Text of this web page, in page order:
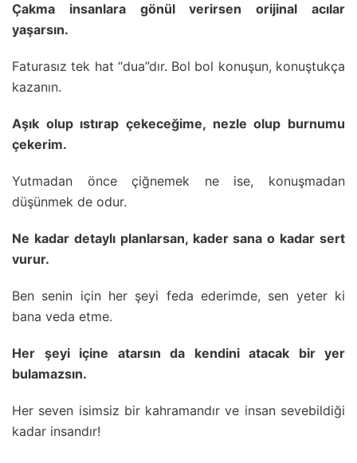
Çakma insanlara gönül verirsen orijinal acılar
yaşarsın.
Faturasız tek hat “dua”dır. Bol bol konuşun, konuştukça
kazanın.
Aşık olup ıstırap çekeceğime, nezle olup burnumu
çekerim.
Yutmadan önce çiğnemek ne ise, konuşmadan
düşünmek de odur.
Ne kadar detaylı planlarsan, kader sana o kadar sert
vurur.
Ben senin için her şeyi feda ederimde, sen yeter ki
bana veda etme.
Her şeyi içine atarsın da kendini atacak bir yer
bulamazsın.
Her seven isimsiz bir kahramandır ve insan sevebildiği
kadar insandır!